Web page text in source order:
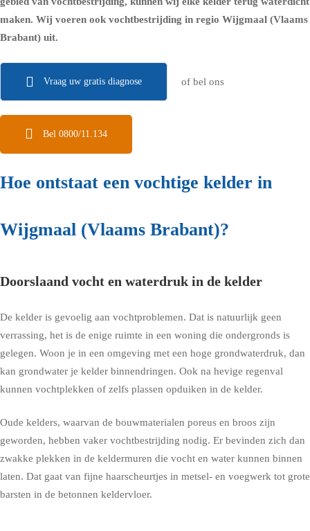
maken. Wij voeren ook vochtbestrijding in regio Wijgmaal (Vlaams
Brabant) uit.
Vraag uw gratis diagnose of bel ons
Bel 0800/11.134
Hoe ontstaat een vochtige kelder in
Wijgmaal (Vlaams Brabant)?
Doorslaand vocht en waterdruk in de kelder
De kelder is gevoelig aan vochtproblemen. Dat is natuurlijk geen
verrassing, het is de enige ruimte in een woning die ondergronds is
gelegen. Woon je in een omgeving met een hoge grondwaterdruk, dan
kan grondwater je kelder binnendringen. Ook na hevige regenval
kunnen vochtplekken of zelfs plassen opduiken in de kelder.
Oude kelders, waarvan de bouwmaterialen poreus en broos zijn
geworden, hebben vaker vochtbestrijding nodig. Er bevinden zich dan
zwakke plekken in de keldermuren die vocht en water kunnen binnen
laten. Dat gaat van fijne haarscheurtjes in metsel- en voegwerk tot grote
barsten in de betonnen keldervloer.